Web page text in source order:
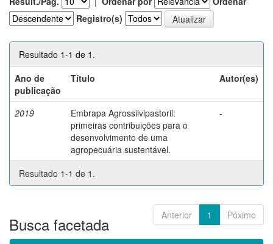
Registro(s)
Resultado 1-1 de 1.
Ano de
publicação
Título Autor(es)
2019
Embrapa Agrossilvipastoril:
primeiras contribuições para o
desenvolvimento de uma
agropecuária sustentável.
-
Resultado 1-1 de 1.
Anterior 1 Póximo
Busca facetada